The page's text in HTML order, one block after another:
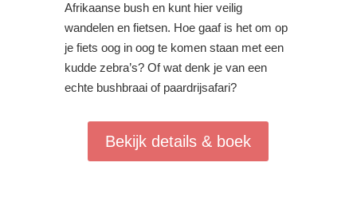
Afrikaanse bush en kunt hier veilig
wandelen en fietsen. Hoe gaaf is het om op
je fiets oog in oog te komen staan met een
kudde zebra’s? Of wat denk je van een
echte bushbraai of paardrijsafari?
Bekijk details & boek